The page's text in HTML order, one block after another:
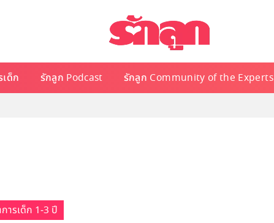
เด็ก รักลูก Podcast รักลูก Community of the Experts
ารเด็ก 1-3 ปี